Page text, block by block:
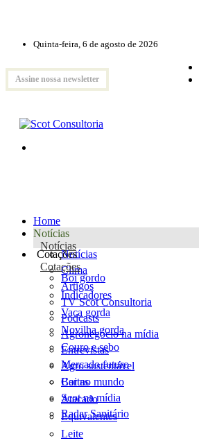
Quinta-feira, 6 de agosto de 2026
Assine nossa newsletter
Home
Notícias
Notícias
Notícias
Clima
Artigos
TV Scot Consultoria
Podcasts
Agronegócio na mídia
Entrevistas
Agro sustentável
Cartas
Scot na mídia
Radar Sanitário
Cotações
Cotações
Boi gordo
Indicadores
Vaca gorda
Novilha gorda
Couro e sebo
Mercado futuro
Boi no mundo
Atacado
Equivalentes
Leite